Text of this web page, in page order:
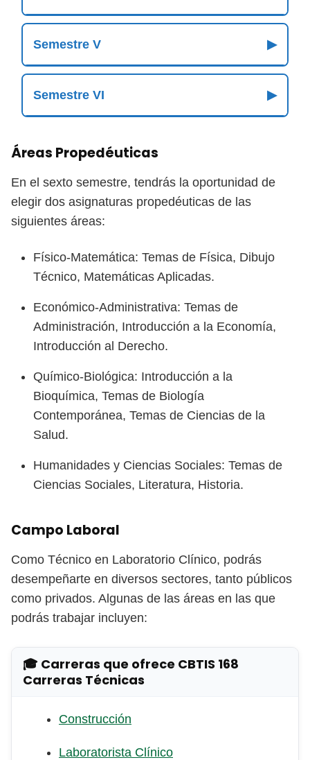
Semestre V ▶
Semestre VI ▶
Áreas Propedéuticas
En el sexto semestre, tendrás la oportunidad de
elegir dos asignaturas propedéuticas de las
siguientes áreas:
Físico-Matemática: Temas de Física, Dibujo
Técnico, Matemáticas Aplicadas.
Económico-Administrativa: Temas de
Administración, Introducción a la Economía,
Introducción al Derecho.
Químico-Biológica: Introducción a la
Bioquímica, Temas de Biología
Contemporánea, Temas de Ciencias de la
Salud.
Humanidades y Ciencias Sociales: Temas de
Ciencias Sociales, Literatura, Historia.
Campo Laboral
Como Técnico en Laboratorio Clínico, podrás
desempeñarte en diversos sectores, tanto públicos
como privados. Algunas de las áreas en las que
podrás trabajar incluyen:
🎓 Carreras que ofrece CBTIS 168
Carreras Técnicas
Construcción
Laboratorista Clínico